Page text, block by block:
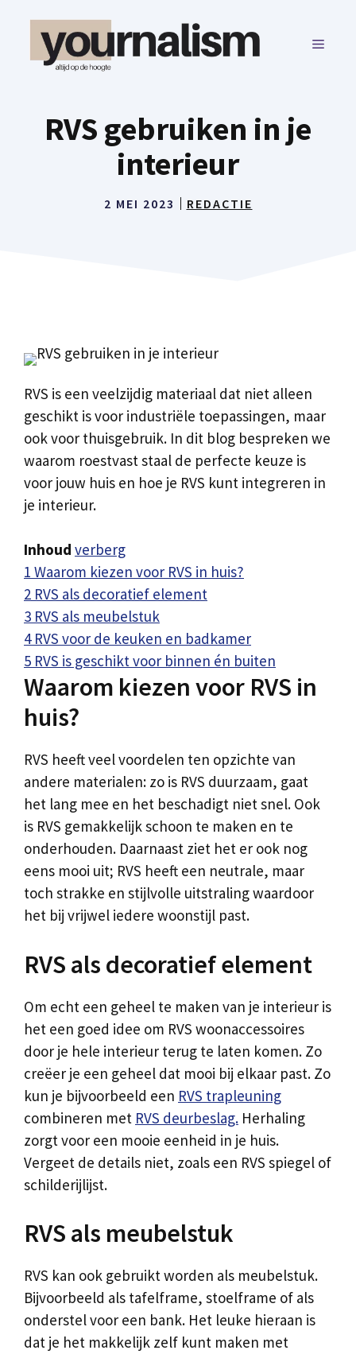
MENU
RVS gebruiken in je
interieur
2 MEI 2023 REDACTIE
RVS is een veelzijdig materiaal dat niet alleen
geschikt is voor industriële toepassingen, maar
ook voor thuisgebruik. In dit blog bespreken we
waarom roestvast staal de perfecte keuze is
voor jouw huis en hoe je RVS kunt integreren in
je interieur.
Inhoud verberg
1 Waarom kiezen voor RVS in huis?
2 RVS als decoratief element
3 RVS als meubelstuk
4 RVS voor de keuken en badkamer
5 RVS is geschikt voor binnen én buiten
Waarom kiezen voor RVS in
huis?
RVS heeft veel voordelen ten opzichte van
andere materialen: zo is RVS duurzaam, gaat
het lang mee en het beschadigt niet snel. Ook
is RVS gemakkelijk schoon te maken en te
onderhouden. Daarnaast ziet het er ook nog
eens mooi uit; RVS heeft een neutrale, maar
toch strakke en stijlvolle uitstraling waardoor
het bij vrijwel iedere woonstijl past.
RVS als decoratief element
Om echt een geheel te maken van je interieur is
het een goed idee om RVS woonaccessoires
door je hele interieur terug te laten komen. Zo
creëer je een geheel dat mooi bij elkaar past. Zo
kun je bijvoorbeeld een RVS trapleuning
combineren met RVS deurbeslag. Herhaling
zorgt voor een mooie eenheid in je huis.
Vergeet de details niet, zoals een RVS spiegel of
schilderijlijst.
RVS als meubelstuk
RVS kan ook gebruikt worden als meubelstuk.
Bijvoorbeeld als tafelframe, stoelframe of als
onderstel voor een bank. Het leuke hieraan is
dat je het makkelijk zelf kunt maken met